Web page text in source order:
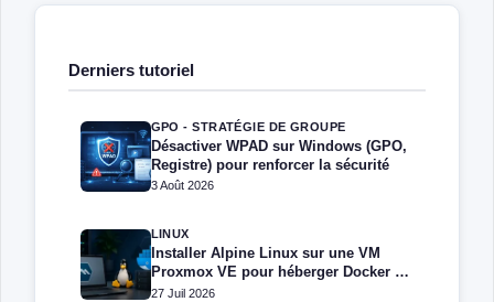
Derniers tutoriel
GPO - STRATÉGIE DE GROUPE
Désactiver WPAD sur Windows (GPO,
Registre) pour renforcer la sécurité
3 Août 2026
LINUX
Installer Alpine Linux sur une VM
Proxmox VE pour héberger Docker et
Docker Compose
27 Juil 2026